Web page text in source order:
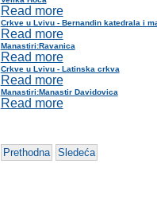
Read more
Crkve u Lvivu - Bernandin katedrala i
Read more
Manastiri:Ravanica
Read more
Crkve u Lvivu - Latinska crkva
Read more
Manastiri:Manastir Davidovica
Read more
Prethodna Sledeća